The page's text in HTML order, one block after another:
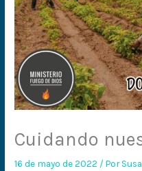
Cuidando
16 de mayo de 2022 / Por